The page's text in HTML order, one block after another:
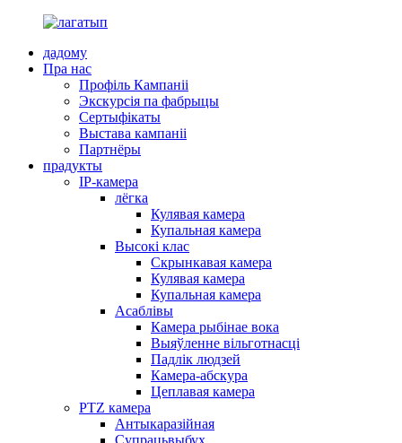
дадому
Пра нас
Профіль Кампаніі
Экскурсія па фабрыцы
Сертыфікаты
Выстава кампаніі
Партнёры
прадукты
IP-камера
лёгка
Кулявая камера
Купальная камера
Высокі клас
Скрынкавая камера
Кулявая камера
Купальная камера
Асаблівы
Камера рыбінае вока
Выяўленне вільготнасці
Падлік людзей
Камера-абскура
Цеплавая камера
PTZ камера
Антыкаразійная
Супрацьвыбух